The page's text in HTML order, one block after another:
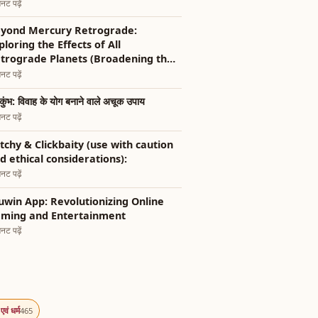
पढ़ें
Mercury Retrograde:
the Effects of All
Planets (Broadening the
पढ़ें
विवाह के योग बनाने वाले अचूक उपाय
पढ़ें
& Clickbaity (use with caution
ethical considerations):
पढ़ें
App: Revolutionizing Online
and Entertainment
पढ़ें
धर्म465